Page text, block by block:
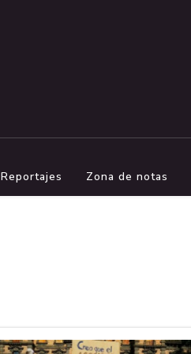
Reportajes Zona de notas